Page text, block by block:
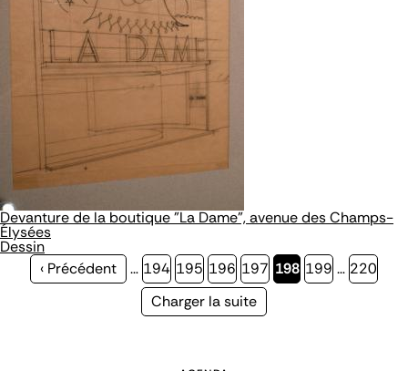
Devanture de la boutique "La Dame", avenue des Champs-
Élysées
Dessin
Page
‹ Précédent … Page
194 Page
195 Page
196 Page
197 Page
198 Page
199 … Page
220
Page
Charger la suite